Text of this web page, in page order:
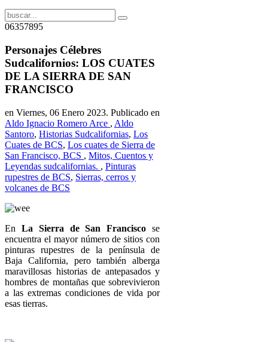
06357895
Personajes Célebres
Sudcalifornios: LOS CUATES
DE LA SIERRA DE SAN
FRANCISCO
en Viernes, 06 Enero 2023. Publicado en
Aldo Ignacio Romero Arce , Aldo
Santoro, Historias Sudcalifornias, Los
Cuates de BCS, Los cuates de Sierra de
San Francisco, BCS , Mitos, Cuentos y
Leyendas sudcalifornias. , Pinturas
rupestres de BCS, Sierras, cerros y
volcanes de BCS
En La Sierra de San Francisco
se
encuentra el mayor número de sitios con
pinturas rupestres de la península de
Baja California, pero también alberga
maravillosas historias de antepasados y
hombres de montañas que sobrevivieron
a las extremas condiciones de vida por
esas tierras.